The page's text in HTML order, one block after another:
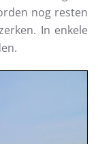
nog resten
In enkele